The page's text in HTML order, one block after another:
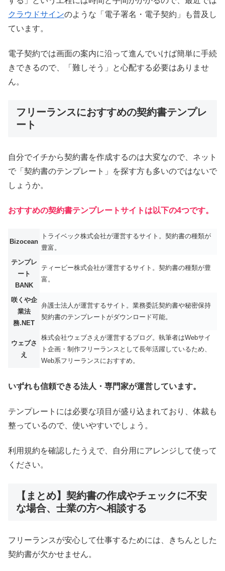
クラウドサインのような「電子署名・電子契約」も普及し
ています。
電子契約では画面の案内に沿って進んでいけば簡単に手続
きできるので、「難しそう」と心配する必要はありませ
ん。
フリーランスにおすすめの契約書テンプレ
ート
自分でイチから契約書を作成するのは大変なので、ネット
で「契約書のテンプレート」を探す方も多いのではないで
しょうか。
おすすめの契約書テンプレートサイトは以下の4つです。
Bizocean
トライベック株式会社が運営するサイト。契約書の種類が
豊富。
テンプレ
ート
BANK
ティービー株式会社が運営するサイト。契約書の種類が豊
富。
咲くや企
業法
務.NET
弁護士法人が運営するサイト。業務委託契約書や秘密保持
契約書のテンプレートがダウンロード可能。
ウェブさ
え
株式会社ウェブさえが運営するブログ。執筆者はWebサイ
ト企画・制作フリーランスとして長年活躍しているため、
Web系フリーランスにおすすめ。
いずれも信頼できる法人・専門家が運営しています。
テンプレートには必要な項目が盛り込まれており、体裁も
整っているので、使いやすいでしょう。
利用規約を確認したうえで、自分用にアレンジして使って
ください。
【まとめ】契約書の作成やチェックに不安
な場合、士業の方へ相談する
フリーランスが安心して仕事するためには、きちんとした
契約書が欠かせません。